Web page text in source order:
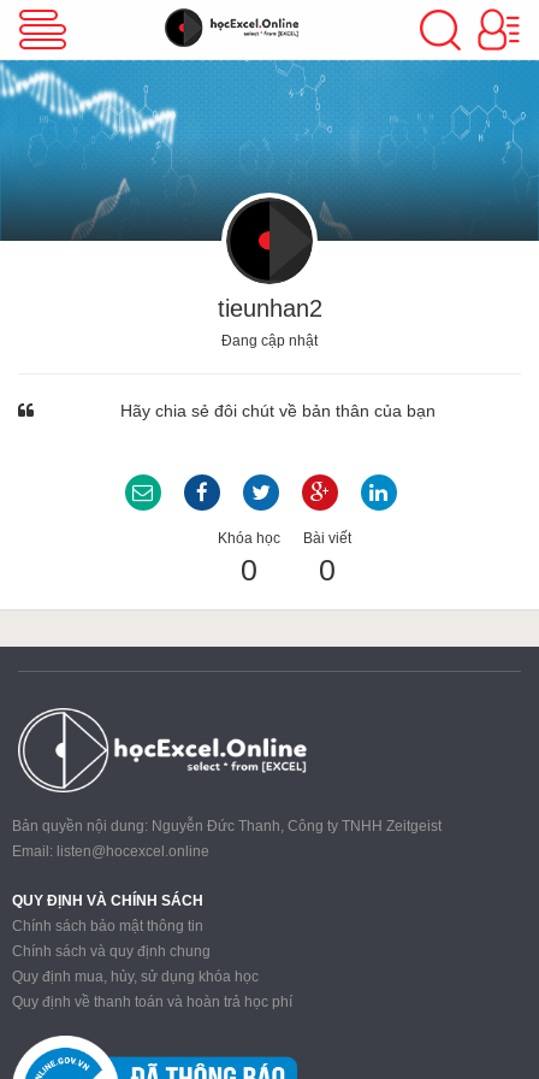
VBA Excel
Excel Cơ Bản
Excel Nâng Cao
Google Sheet
MOS
Power BI
tieunhan2
Đang cập nhật
Hãy chia sẻ đôi chút về bản thân của bạn
Khóa học
0
Bài viết
0
Bản quyền nội dung: Nguyễn Đức Thanh, Công ty TNHH Zeitgeist
Email: listen@hocexcel.online
QUY ĐỊNH VÀ CHÍNH SÁCH
Chính sách bảo mật thông tin
Chính sách và quy định chung
Quy định mua, hủy, sử dụng khóa học
Quy định về thanh toán và hoàn trả học phí